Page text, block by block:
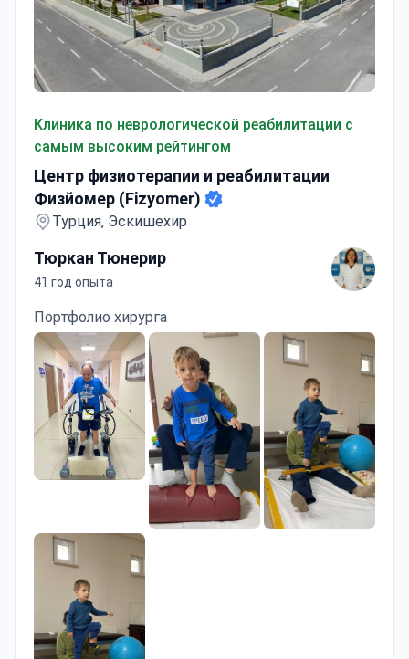
Клиника по неврологической реабилитации с
самым высоким рейтингом
Центр физиотерапии и реабилитации
Физйомер (Fizyomer)
Турция, Эскишехир
Тюркан Тюнерир
41 год опыта
Портфолио хирурга